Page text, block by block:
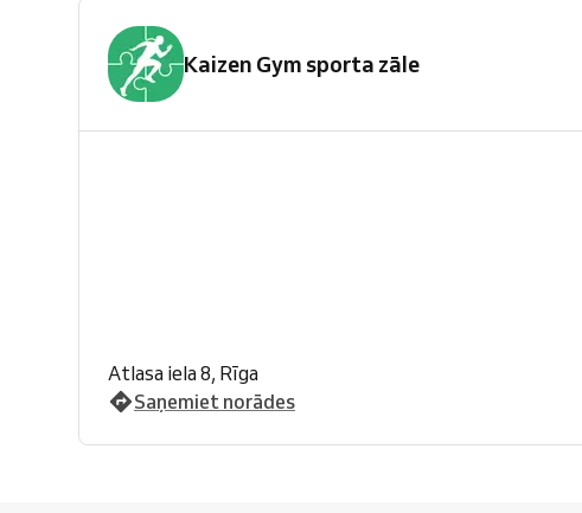
Kaizen Gym sporta zāle
Atlasa iela 8, Rīga
Saņemiet norādes